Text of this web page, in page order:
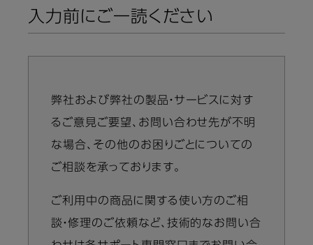
入力前にご一読ください
Information
message
弊社および弊社の製品・サービスに対す
るご意見ご要望、お問い合わせ先が不明
な場合、その他のお困りごとについての
ご相談を承っております。
ご利用中の商品に関する使い方のご相
談・修理のご依頼など、技術的なお問い合